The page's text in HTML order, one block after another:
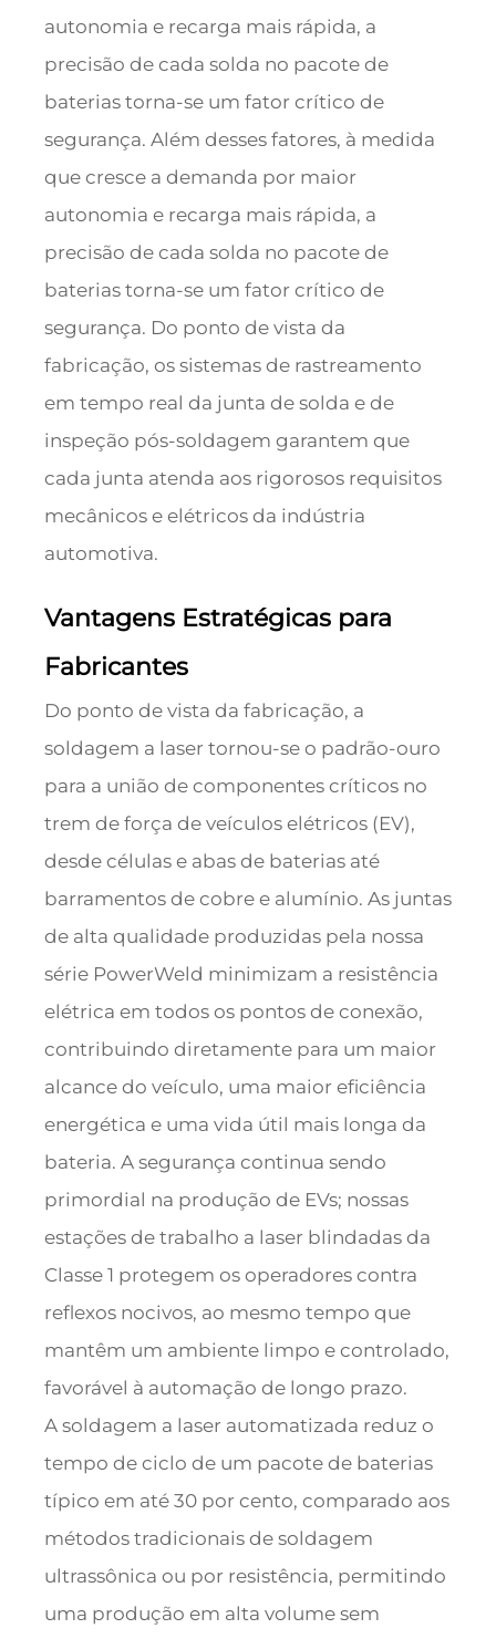
autonomia e recarga mais rápida, a
precisão de cada solda no pacote de
baterias torna-se um fator crítico de
segurança. Além desses fatores, à medida
que cresce a demanda por maior
autonomia e recarga mais rápida, a
precisão de cada solda no pacote de
baterias torna-se um fator crítico de
segurança. Do ponto de vista da
fabricação, os sistemas de rastreamento
em tempo real da junta de solda e de
inspeção pós-soldagem garantem que
cada junta atenda aos rigorosos requisitos
mecânicos e elétricos da indústria
automotiva.
Vantagens Estratégicas para
Fabricantes
Do ponto de vista da fabricação, a
soldagem a laser tornou-se o padrão-ouro
para a união de componentes críticos no
trem de força de veículos elétricos (EV),
desde células e abas de baterias até
barramentos de cobre e alumínio. As juntas
de alta qualidade produzidas pela nossa
série PowerWeld minimizam a resistência
elétrica em todos os pontos de conexão,
contribuindo diretamente para um maior
alcance do veículo, uma maior eficiência
energética e uma vida útil mais longa da
bateria. A segurança continua sendo
primordial na produção de EVs; nossas
estações de trabalho a laser blindadas da
Classe 1 protegem os operadores contra
reflexos nocivos, ao mesmo tempo que
mantêm um ambiente limpo e controlado,
favorável à automação de longo prazo.
A soldagem a laser automatizada reduz o
tempo de ciclo de um pacote de baterias
típico em até 30 por cento, comparado aos
métodos tradicionais de soldagem
ultrassônica ou por resistência, permitindo
uma produção em alta volume sem